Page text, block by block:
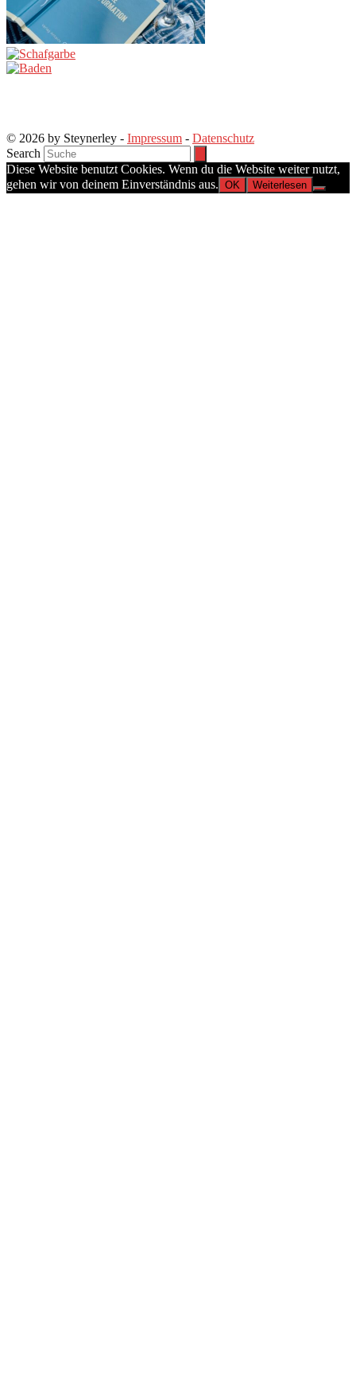
© 2026 by Steynerley - Impressum - Datenschutz
Search
Diese Website benutzt Cookies. Wenn du die Website weiter nutzt,
gehen wir von deinem Einverständnis aus. OK Weiterlesen